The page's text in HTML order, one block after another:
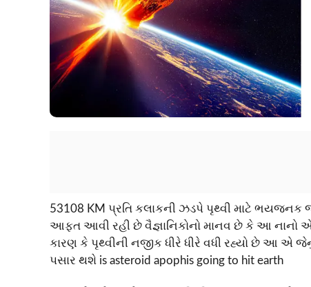
53108 KM પ્રતિ કલાકની ઝડપે પૃથ્વી માટે ભયજનક
આફત આવી રહી છે વૈજ્ઞાનિકોનો માનવ છે કે આ નાનો
કારણ કે પૃથ્વીની નજીક ધીરે ધીરે વધી રહ્યો છે આ એ
પસાર થશે is asteroid apophis going to hit earth